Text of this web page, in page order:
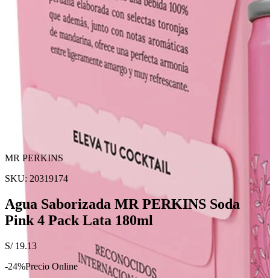
MR PERKINS
SKU: 20319174
Agua Saborizada MR PERKINS Soda
Pink 4 Pack Lata 180ml
S/ 19.13
-24%Precio Online